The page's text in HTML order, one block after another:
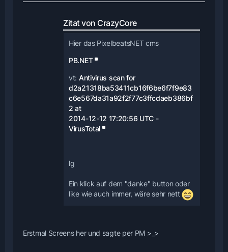
Zitat von CrazyCore
Hier das PixelbeatsNET cms
PB.NET
vt: Antivirus scan for
d2a21318ba53411cb16f6be6f7f9e83
c6e567da31a92f2f77c3ffcdaeb386bf
2 at
2014-12-12 17:20:56 UTC -
VirusTotal
lg
Ein klick auf dem "danke" button oder
like wie auch immer, wäre sehr nett
Erstmal Screens her und sagte per PM >_>